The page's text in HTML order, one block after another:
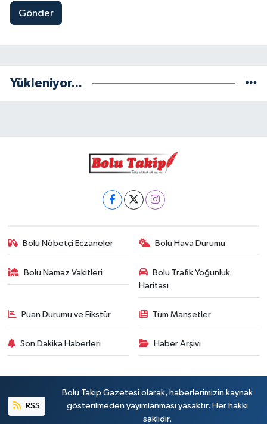
Gönder
Yükleniyor...
Bolu Nöbetçi Eczaneler Bolu Hava Durumu
Bolu Namaz Vakitleri
Bolu Trafik Yoğunluk
Haritası
Puan Durumu ve Fikstür Tüm Manşetler
Son Dakika Haberleri Haber Arşivi
RSS
Bolu Takip Gazetesi olarak, haberlerimizin kaynak
gösterilmeden yayımlanması yasaktır. Her hakkı
saklıdır.